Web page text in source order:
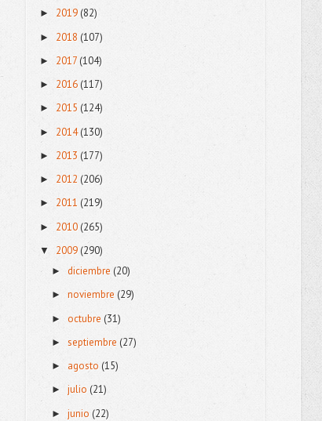
► 2019(82)
► 2018 (107)
► 2017 (104)
► 2016(117)
► 2015 (124)
► 2014(130)
► 2013 (177)
► 2012 (206)
► 2011 (219)
► 2010(265)
▼ 2009 (290)
►diciembre(20)
►noviembre(29)
►octubre(31)
► septiembre(27)
► agosto(15)
►julio(21)
►junio(22)